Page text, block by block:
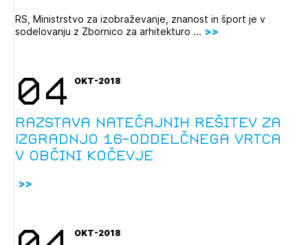
RS, Ministrstvo za izobraževanje, znanost in šport je v
sodelovanju z Zbornico za arhitekturo ...
04 OKT-2018
Razstava natečajnih rešitev za
Izgradnjo 16-oddelčnega vrtca
v občini Kočevje
OKT-2018